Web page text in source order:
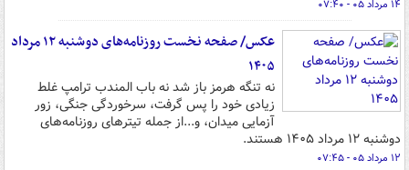
۱۴ مرداد ۰۵ - ۰۷:۴۰
عکس/ صفحه نخست روزنامه‌های دوشنبه ۱۲ مرداد
۱۴۰۵
نه تنگه هرمز باز شد نه باب المندب ترامپ غلط
زیادی خود را پس گرفت، سرخوردگی جنگی، زور
آزمایی میدان، و...از جمله تیترهای روزنامه‌های
دوشنبه ۱۲ مرداد ۱۴۰۵ هستند.
۱۲ مرداد ۰۵ - ۰۷:۴۵